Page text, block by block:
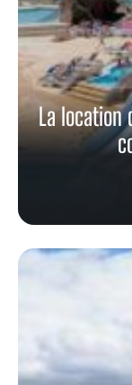
La location